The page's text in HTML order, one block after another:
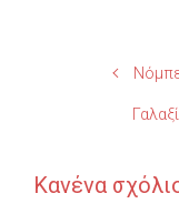
Κανένα